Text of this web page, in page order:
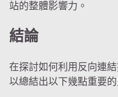
站的整體影響力。
結論
在探討如何利用反向連結
以總結出以下幾點重要